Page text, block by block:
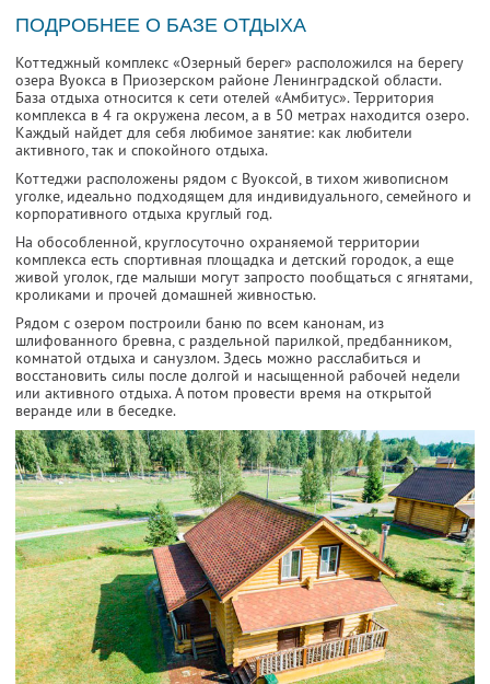
ПОДРОБНЕЕ О БАЗЕ ОТДЫХА
Коттеджный комплекс «Озерный берег» расположился на берегу
озера Вуокса в Приозерском районе Ленинградской области.
База отдыха относится к сети отелей «Амбитус». Территория
комплекса в 4 га окружена лесом, а в 50 метрах находится озеро.
Каждый найдет для себя любимое занятие: как любители
активного, так и спокойного отдыха.
Коттеджи расположены рядом с Вуоксой, в тихом живописном
уголке, идеально подходящем для индивидуального, семейного и
корпоративного отдыха круглый год.
На обособленной, круглосуточно охраняемой территории
комплекса есть спортивная площадка и детский городок, а еще
живой уголок, где малыши могут запросто пообщаться с ягнятами,
кроликами и прочей домашней живностью.
Рядом с озером построили баню по всем канонам, из
шлифованного бревна, с раздельной парилкой, предбанником,
комнатой отдыха и санузлом. Здесь можно расслабиться и
восстановить силы после долгой и насыщенной рабочей недели
или активного отдыха. А потом провести время на открытой
веранде или в беседке.